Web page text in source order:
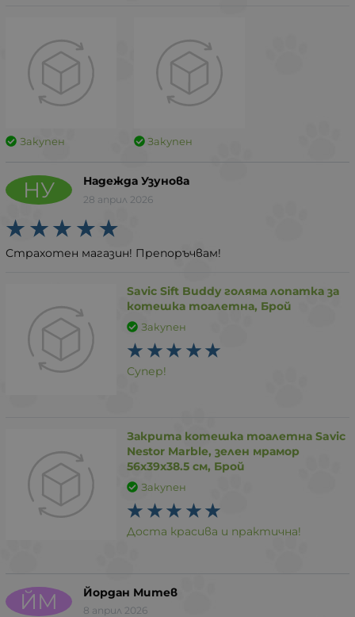
Закупен Закупен
НУ Надежда Узунова
28 април 2026
Страхотен магазин! Препоръчвам!
Savic Sift Buddy голяма лопатка за
котешка тоалетна, Брой
Закупен
Супер!
Закрита котешка тоалетна Savic
Nestor Marble, зелен мрамор
56x39x38.5 см, Брой
Закупен
Доста красива и практична!
ЙМ Йордан Митев
8 април 2026